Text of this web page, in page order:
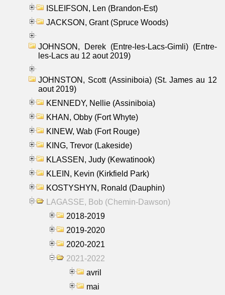
ISLEIFSON, Len (Brandon-Est)
JACKSON, Grant (Spruce Woods)
JOHNSON, Derek (Entre-les-Lacs-Gimli) (Entre-
les-Lacs au 12 aout 2019)
JOHNSTON, Scott (Assiniboia) (St. James au 12
aout 2019)
KENNEDY, Nellie (Assiniboia)
KHAN, Obby (Fort Whyte)
KINEW, Wab (Fort Rouge)
KING, Trevor (Lakeside)
KLASSEN, Judy (Kewatinook)
KLEIN, Kevin (Kirkfield Park)
KOSTYSHYN, Ronald (Dauphin)
LAGASSE, Bob (Chemin-Dawson)
2018-2019
2019-2020
2020-2021
2021-2022
avril
mai